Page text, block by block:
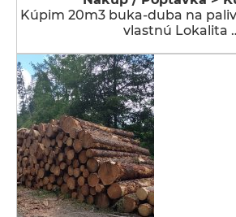
Kúpim 20m3 buka-duba na
vlastnú Lokalita